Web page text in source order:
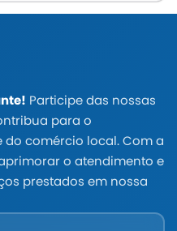
Participe das nossas
para o
do comércio local. Com a
o atendimento e
prestados em nossa